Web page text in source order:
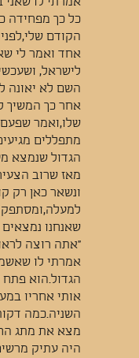
כל כך מפחידה
הקודם
אחד ואמר לי
לישראל,
השם לא יאונה
אחר כך המשיך
שלו,ואמר
מתפללים
הגדול שנמצא
מאז שרוב
ונשאר כאן רק
שאנחנו נמצאים
"אתה רוצה
אמרתי לו
הגדול.הוא פתח
אותי אחריו
השניה.כמה
מצא את מתג
היה עתיק